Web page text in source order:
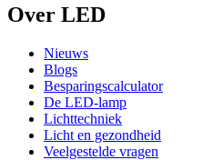
Over LED
Nieuws
Blogs
Besparingscalculator
De LED-lamp
Lichttechniek
Licht en gezondheid
Veelgestelde vragen